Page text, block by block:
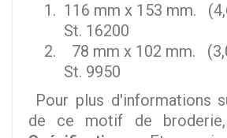
116 mm x 153 mm.
St. 16200
78 mm x 102 mm.
St. 9950
Pour plus d'informations
de ce motif de